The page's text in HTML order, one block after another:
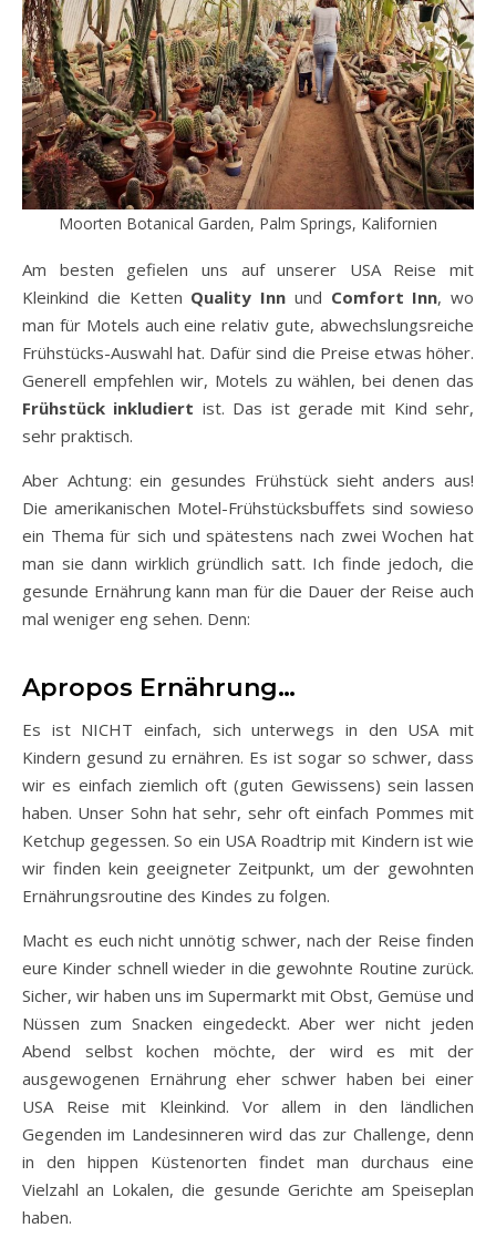
Moorten Botanical Garden, Palm Springs, Kalifornien
Am besten gefielen uns auf unserer USA Reise mit
Kleinkind die Ketten Quality Inn und Comfort Inn, wo
man für Motels auch eine relativ gute, abwechslungsreiche
Frühstücks-Auswahl hat. Dafür sind die Preise etwas höher.
Generell empfehlen wir, Motels zu wählen, bei denen das
Frühstück inkludiert ist. Das ist gerade mit Kind sehr,
sehr praktisch.
Aber Achtung: ein gesundes Frühstück sieht anders aus!
Die amerikanischen Motel-Frühstücksbuffets sind sowieso
ein Thema für sich und spätestens nach zwei Wochen hat
man sie dann wirklich gründlich satt. Ich finde jedoch, die
gesunde Ernährung kann man für die Dauer der Reise auch
mal weniger eng sehen. Denn:
Apropos Ernährung…
Es ist NICHT einfach, sich unterwegs in den USA mit
Kindern gesund zu ernähren. Es ist sogar so schwer, dass
wir es einfach ziemlich oft (guten Gewissens) sein lassen
haben. Unser Sohn hat sehr, sehr oft einfach Pommes mit
Ketchup gegessen. So ein USA Roadtrip mit Kindern ist wie
wir finden kein geeigneter Zeitpunkt, um der gewohnten
Ernährungsroutine des Kindes zu folgen.
Macht es euch nicht unnötig schwer, nach der Reise finden
eure Kinder schnell wieder in die gewohnte Routine zurück.
Sicher, wir haben uns im Supermarkt mit Obst, Gemüse und
Nüssen zum Snacken eingedeckt. Aber wer nicht jeden
Abend selbst kochen möchte, der wird es mit der
ausgewogenen Ernährung eher schwer haben bei einer
USA Reise mit Kleinkind. Vor allem in den ländlichen
Gegenden im Landesinneren wird das zur Challenge, denn
in den hippen Küstenorten findet man durchaus eine
Vielzahl an Lokalen, die gesunde Gerichte am Speiseplan
haben.